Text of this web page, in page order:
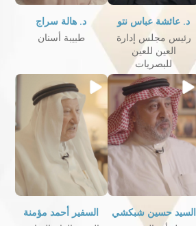
د. عائشة عباس نتو
رئيس مجلس إدارة
العين للعين
للبصريات
د. هالة سراج
طبيبة أسنان
السيد حسين شبكشي
السفير أحمد مؤمنة